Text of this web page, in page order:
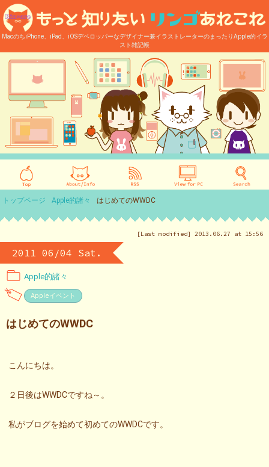
MacのちiPhone、iPad、iOSデベロッパーなデザイナー兼イラストレーターのまったりApple的イラ
スト雑記帳
トップページ Apple的諸々 はじめてのWWDC
[Last modified] 2013.06.27 at 15:56
2011 06/04 Sat.
Apple的諸々
Appleイベント
はじめてのWWDC
こんにちは。
２日後はWWDCですね～。
私がブログを始めて初めてのWWDCです。